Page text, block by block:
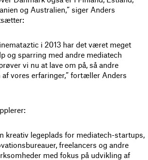
og Australien,” siger Anders
i 2013 har det været meget
og sparring med andre mediatech
vi nu at lave om på, så andre
vores erfaringer,” fortæller Anders
kreativ legeplads for mediatech-startups,
freelancers og andre
med fokus på udvikling af